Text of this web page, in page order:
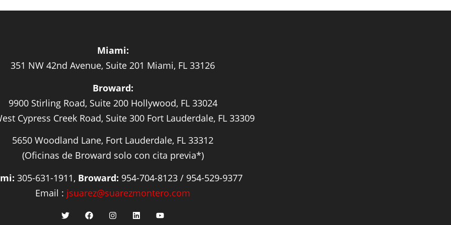
Miami:
351 NW 42nd Avenue, Suite 201 Miami, FL 33126
Broward:
9900 Stirling Road, Suite 200 Hollywood, FL 33024
Cypress Creek Road, Suite 300 Fort Lauderdale, FL 33309
5650 Woodland Lane, Fort Lauderdale, FL 33312
(Oficinas de Broward solo con cita previa*)
305-631-1911, Broward: 954-704-8123 / 954-529-9377
Email : jsuarez@suarezmontero.com